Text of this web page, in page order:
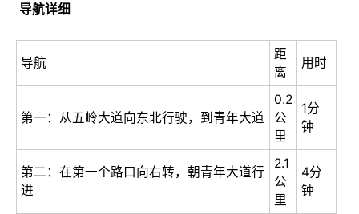
导航详细
导航
距
离
用时
第一：从五岭大道向东北行驶，到青年大道
0.2
公
里
1分
钟
第二：在第一个路口向右转，朝青年大道行
进
2.1
公
里
4分
钟